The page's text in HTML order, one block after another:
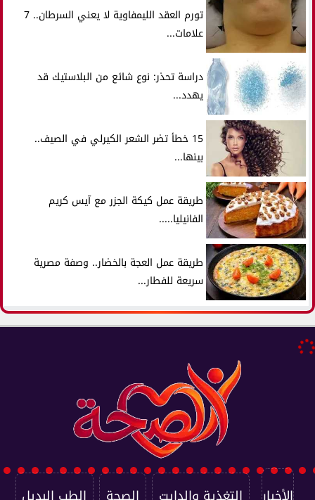
تورم العقد الليمفاوية لا يعني السرطان.. 7
علامات...
دراسة تحذر: نوع شائع من البلاستيك قد
يهدد...
15 خطأ تضر الشعر الكيرلي في الصيف..
بينها...
طريقة عمل كيكة الجزر مع آيس كريم
الفانيليا.....
طريقة عمل العجة بالخضار.. وصفة مصرية
سريعة للفطار...